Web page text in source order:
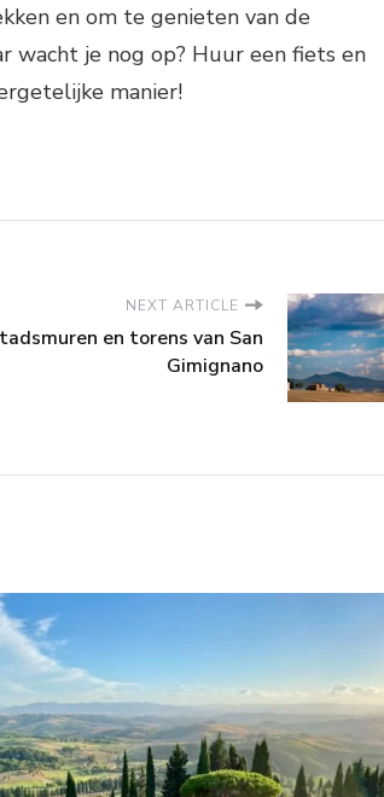
en om te genieten van de
wacht je nog op? Huur een fiets en
manier!
NEXT ARTICLE
en torens van San
Gimignano